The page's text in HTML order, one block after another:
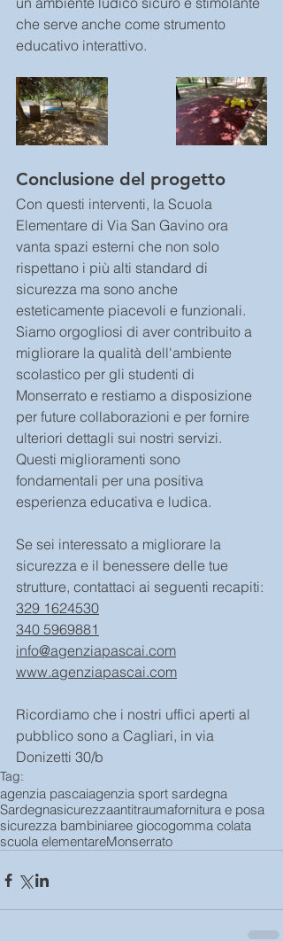
che serve anche come strumento
educativo interattivo.
Conclusione del progetto
Con questi interventi, la Scuola
Elementare di Via San Gavino ora
vanta spazi esterni che non solo
rispettano i più alti standard di
sicurezza ma sono anche
esteticamente piacevoli e funzionali.
Siamo orgogliosi di aver contribuito a
migliorare la qualità dell'ambiente
scolastico per gli studenti di
Monserrato e restiamo a disposizione
per future collaborazioni e per fornire
ulteriori dettagli sui nostri servizi.
Questi miglioramenti sono
fondamentali per una positiva
esperienza educativa e ludica.
Se sei interessato a migliorare la
sicurezza e il benessere delle tue
strutture, contattaci ai seguenti recapiti:
329 1624530
340 5969881
info@agenziapascai.com
www.agenziapascai.com
Ricordiamo che i nostri uffici aperti al
pubblico sono a Cagliari, in via
Donizetti 30/b
Tag:
agenzia pascaiagenzia sport sardegna
Sardegnasicurezzaantitraumafornitura e posa
sicurezza bambiniaree giocogomma colata
scuola elementareMonserrato